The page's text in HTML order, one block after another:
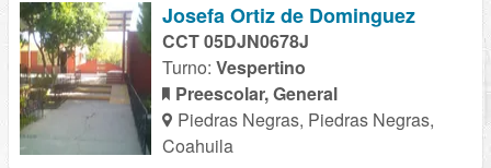
Josefa Ortiz de Dominguez
CCT 05DJN0678J
Turno: Vespertino
Preescolar, General
Piedras Negras, Piedras Negras,
Coahuila